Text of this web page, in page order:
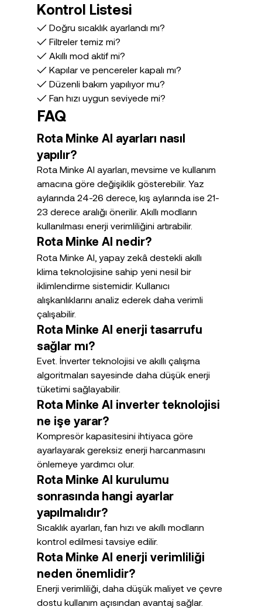
Kontrol Listesi
✓ Doğru sıcaklık ayarlandı mı?
✓ Filtreler temiz mi?
✓ Akıllı mod aktif mi?
✓ Kapılar ve pencereler kapalı mı?
✓ Düzenli bakım yapılıyor mu?
✓ Fan hızı uygun seviyede mi?
FAQ
Rota Minke AI ayarları nasıl
yapılır?
Rota Minke AI ayarları, mevsime ve kullanım
amacına göre değişiklik gösterebilir. Yaz
aylarında 24-26 derece, kış aylarında ise 21-
23 derece aralığı önerilir. Akıllı modların
kullanılması enerji verimliliğini artırabilir.
Rota Minke AI nedir?
Rota Minke AI, yapay zekâ destekli akıllı
klima teknolojisine sahip yeni nesil bir
iklimlendirme sistemidir. Kullanıcı
alışkanlıklarını analiz ederek daha verimli
çalışabilir.
Rota Minke AI enerji tasarrufu
sağlar mı?
Evet. İnverter teknolojisi ve akıllı çalışma
algoritmaları sayesinde daha düşük enerji
tüketimi sağlayabilir.
Rota Minke AI inverter teknolojisi
ne işe yarar?
Kompresör kapasitesini ihtiyaca göre
ayarlayarak gereksiz enerji harcanmasını
önlemeye yardımcı olur.
Rota Minke AI kurulumu
sonrasında hangi ayarlar
yapılmalıdır?
Sıcaklık ayarları, fan hızı ve akıllı modların
kontrol edilmesi tavsiye edilir.
Rota Minke AI enerji verimliliği
neden önemlidir?
Enerji verimliliği, daha düşük maliyet ve çevre
dostu kullanım açısından avantaj sağlar.